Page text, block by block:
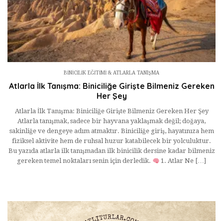
BINICILIK EĞITIMI & ATLARLA TANIŞMA
Atlarla İlk Tanışma: Biniciliğe Girişte Bilmeniz Gereken
Her Şey
Atlarla İlk Tanışma: Biniciliğe Girişte Bilmeniz Gereken Her Şey
Atlarla tanışmak, sadece bir hayvana yaklaşmak değil; doğaya,
sakinliğe ve dengeye adım atmaktır. Biniciliğe giriş, hayatınıza hem
fiziksel aktivite hem de ruhsal huzur katabilecek bir yolculuktur.
Bu yazıda atlarla ilk tanışmadan ilk binicilik dersine kadar bilmeniz
gereken temel noktaları senin için derledik.
1. Atlar Ne […]